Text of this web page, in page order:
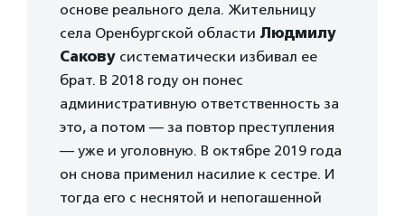
основе реального дела. Жительницу
села Оренбургской области Людмилу
Сакову систематически избивал ее
брат. В 2018 году он понес
административную ответственность за
это, а потом — за повтор преступления
— уже и уголовную. В октябре 2019 года
он снова применил насилие к сестре. И
тогда его с неснятой и непогашенной